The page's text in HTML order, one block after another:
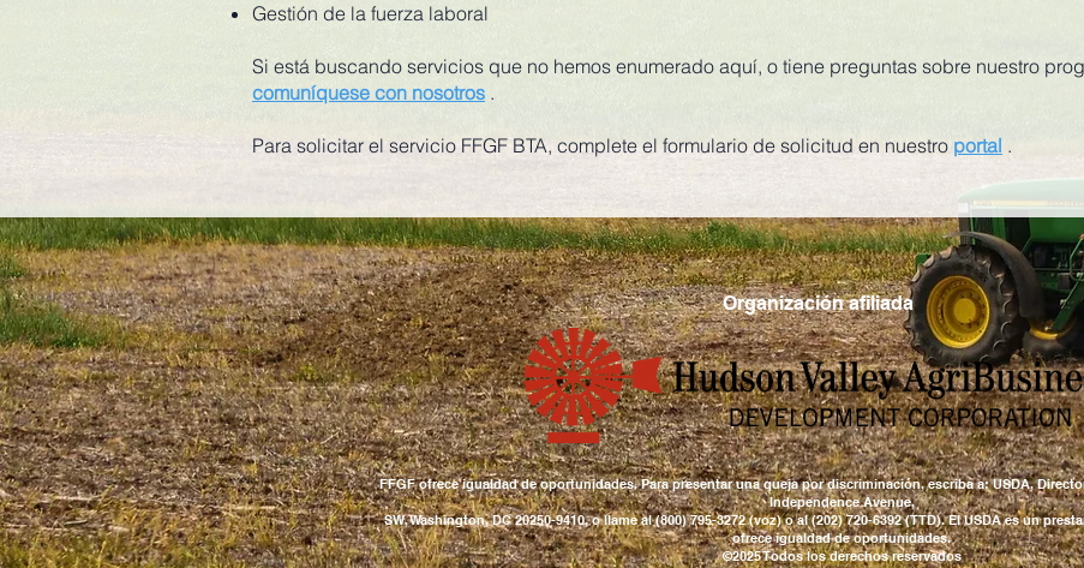
Gestión de la fuerza laboral
Si está buscando servicios que no hemos enumerado aquí, o tiene preguntas sobre nuestro
comuníquese con nosotros .
Para solicitar el servicio FFGF BTA, complete el formulario de solicitud en nuestro portal .
Organización afiliada
FFGF ofrece igualdad de oportunidades. Para presentar una queja por discriminación, escriba a: USDA,
Independence Avenue,
SW, Washington, DC 20250-9410, o llame al (800) 795-3272 (voz) o al (202) 720-6392 (TTD). El USDA es un
ofrece igualdad de oportunidades.
©2025 Todos los derechos reservados